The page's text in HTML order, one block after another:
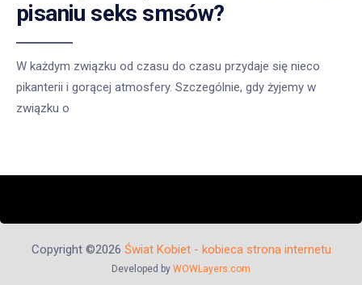
pisaniu seks smsów?
W każdym związku od czasu do czasu przydaje się nieco
pikanterii i gorącej atmosfery. Szczególnie, gdy żyjemy w
związku o
Copyright ©2026 Świat Kobiet - kobieca strona internetu
Developed by WOWLayers.com